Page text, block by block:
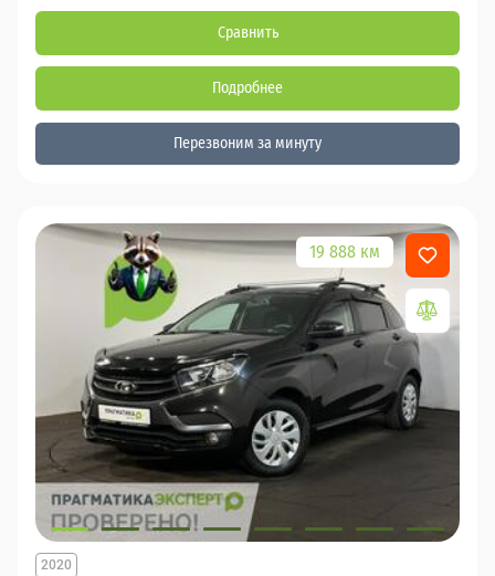
Сравнить
Подробнее
Перезвоним за минуту
19 888 км
2020